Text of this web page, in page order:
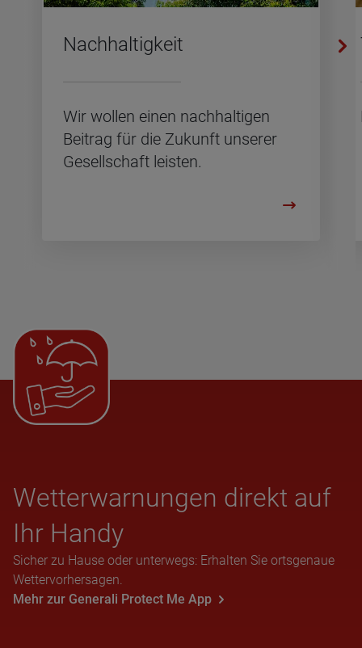
Nach­hal­tig­keit
Wir wol­len einen nach­hal­ti­gen
Bei­trag für die Zu­kunft un­se­rer
Ge­sell­schaft leis­ten.
Wet­ter­war­nun­gen direkt auf
Ihr Handy
Sicher zu Hause oder unterwegs: Erhalten Sie ortsgenaue
Wettervorhersagen.
Mehr zur Generali Protect Me App